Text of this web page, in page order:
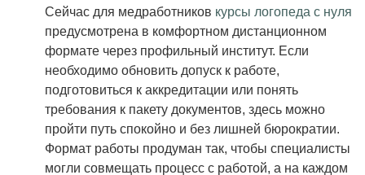
Сейчас для медработников курсы логопеда с нуля
предусмотрена в комфортном дистанционном
формате через профильный институт. Если
необходимо обновить допуск к работе,
подготовиться к аккредитации или понять
требования к пакету документов, здесь можно
пройти путь спокойно и без лишней бюрократии.
Формат работы продуман так, чтобы специалисты
могли совмещать процесс с работой, а на каждом